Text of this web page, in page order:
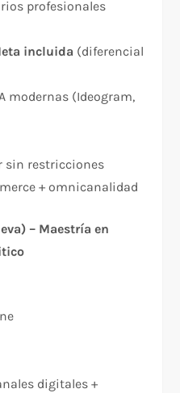
profesionales
incluida (diferencial
modernas (Ideogram,
sin restricciones
+ omnicanalidad
– Maestría en
digitales +